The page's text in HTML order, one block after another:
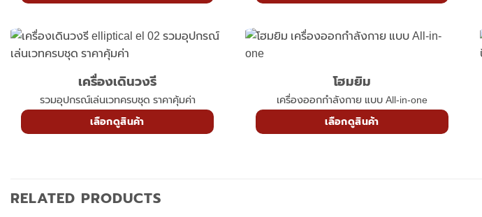
เครื่องเดินวงรี
รวมอุปกรณ์เล่นเวทครบชุด ราคาคุ้มค่า
เลือกดูสินค้า
โฮมยิม
เครื่องออกกำลังกาย แบบ All-in-one
เลือกดูสินค้า
RELATED PRODUCTS